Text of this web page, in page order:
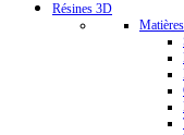
Résines 3D
Matières